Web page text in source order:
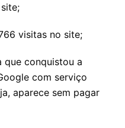
visitas no site;
que conquistou a
com serviço
aparece sem pagar